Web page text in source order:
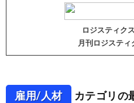
ロジスティク
月刊ロジスティ
雇用/人材 カテゴリの